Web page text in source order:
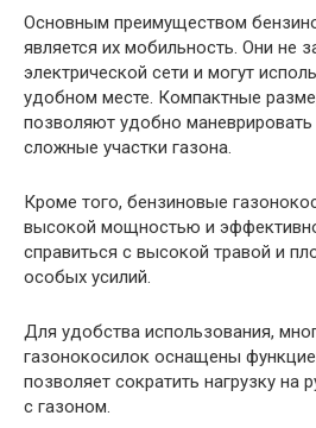
Основным преимуществом
является их мобильность. Они не
электрической сети и могут
удобном месте. Компактные
позволяют удобно
сложные участки газона.
Кроме того, бензиновые
высокой мощностью и
справиться с высокой травой и
особых усилий.
Для удобства использования,
газонокосилок оснащены
позволяет сократить нагрузку на
с газоном.